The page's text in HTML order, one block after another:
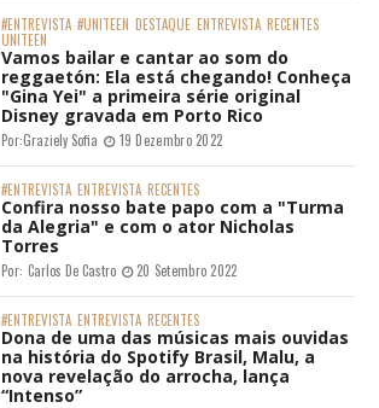
#ENTREVISTA #UNITEEN DESTAQUE ENTREVISTA RECENTES
UNITEEN
Vamos bailar e cantar ao som do
reggaetón: Ela está chegando! Conheça
"Gina Yei" a primeira série original
Disney gravada em Porto Rico
Por:Graziely Sofia 19 Dezembro 2022
#ENTREVISTA ENTREVISTA RECENTES
Confira nosso bate papo com a "Turma
da Alegria" e com o ator Nicholas
Torres
Por: Carlos De Castro 20 Setembro 2022
#ENTREVISTA ENTREVISTA RECENTES
Dona de uma das músicas mais ouvidas
na história do Spotify Brasil, Malu, a
nova revelação do arrocha, lança
“Intenso”